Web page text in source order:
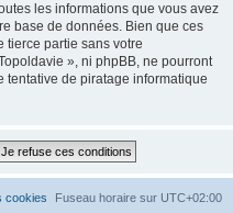
les informations que vous avez
base de données. Bien que ces
tierce partie sans votre
», ni phpBB, ne pourront
tentative de piratage informatique
Fuseau horaire sur UTC+02:00
cookies